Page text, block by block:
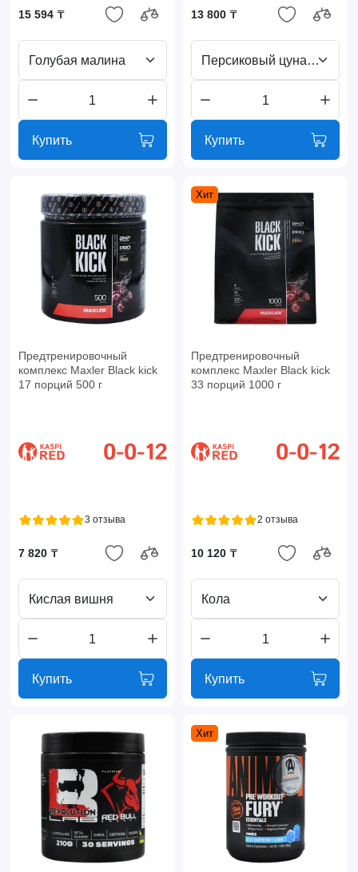
15 594 ₸
Голубая малина
Купить
13 800 ₸
Персиковый цунами
Купить
Предтренировочный
комплекс Maxler Black kick
17 порций 500 г
3 отзыва
7 820 ₸
Кислая вишня
Купить
Хит
Предтренировочный
комплекс Maxler Black kick
33 порций 1000 г
2 отзыва
10 120 ₸
Кола
Купить
Хит